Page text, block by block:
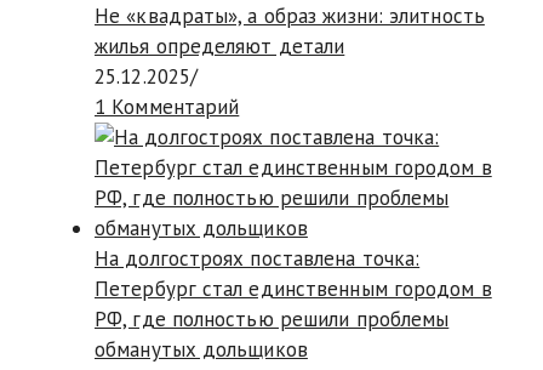
Не «квадраты», а образ жизни: элитность
жилья определяют детали
25.12.2025/
1 Комментарий
На долгостроях поставлена точка:
Петербург стал единственным городом в
РФ, где полностью решили проблемы
обманутых дольщиков